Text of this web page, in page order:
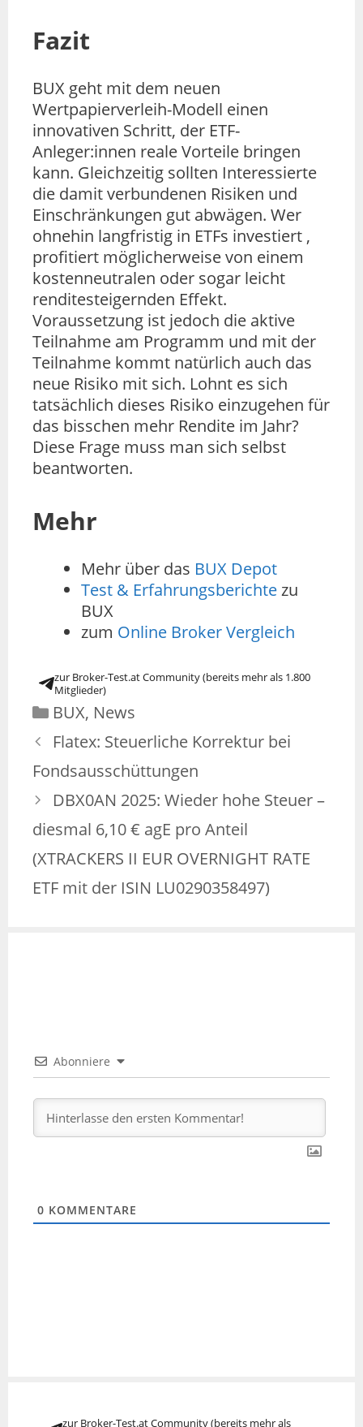
Fazit
BUX geht mit dem neuen
Wertpapierverleih-Modell einen
innovativen Schritt, der ETF-
Anleger:innen reale Vorteile bringen
kann. Gleichzeitig sollten Interessierte
die damit verbundenen Risiken und
Einschränkungen gut abwägen. Wer
ohnehin langfristig in ETFs investiert ,
profitiert möglicherweise von einem
kostenneutralen oder sogar leicht
renditesteigernden Effekt.
Voraussetzung ist jedoch die aktive
Teilnahme am Programm und mit der
Teilnahme kommt natürlich auch das
neue Risiko mit sich. Lohnt es sich
tatsächlich dieses Risiko einzugehen für
das bisschen mehr Rendite im Jahr?
Diese Frage muss man sich selbst
beantworten.
Mehr
Mehr über das BUX Depot
Test & Erfahrungsberichtezu
BUX
zum Online Broker Vergleich
zur Broker-Test.at Community (bereits mehr als 1.800
Mitglieder)
BUX, News
Flatex: Steuerliche Korrektur bei
Fondsausschüttungen
DBX0AN 2025: Wieder hohe Steuer –
diesmal 6,10 € agE pro Anteil
(XTRACKERS II EUR OVERNIGHT RATE
ETF mit der ISIN LU0290358497)
Abonniere
0 KOMMENTARE
zur Broker-Test.at Community (bereits mehr als